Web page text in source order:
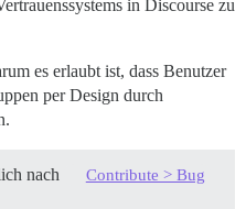
in Discourse zu
es erlaubt ist, dass Benutzer
per Design durch
nach Contribute > Bug